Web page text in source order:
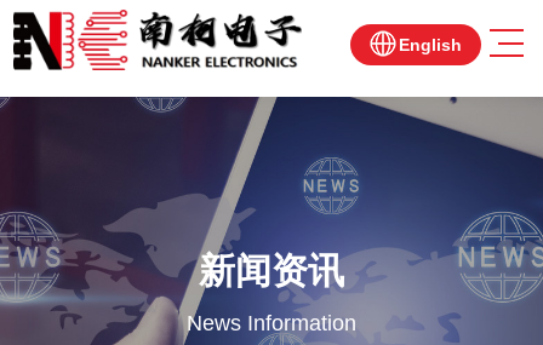
English
新闻资讯
News Information